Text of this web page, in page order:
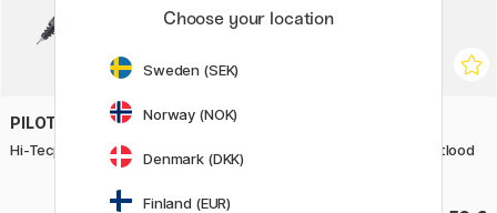
PILOT
Hi-Tecpoint V5 Grip
The Shaker H-1010 Vulpotlood
Choose your location
Sweden (SEK)
Norway (NOK)
Denmark (DKK)
Finland (EUR)